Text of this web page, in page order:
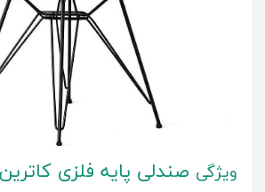
ویژگی صندلی پایه فلزی کاترین